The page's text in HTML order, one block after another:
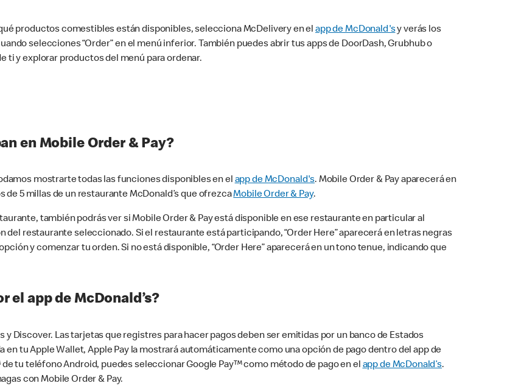
productos comestibles están disponibles, selecciona McDelivery en elapp de McDonald'sy verás los
selecciones “Order” en el menú inferior. También puedes abrir tus apps de DoorDash, Grubhub o
ti y explorar productos del menú para ordenar.
en Mobile Order & Pay?
mostrarte todas las funciones disponibles en elapp de McDonald's. Mobile Order & Pay aparecerá en
de 5 millas de un restaurante McDonald’s que ofrezcaMobile Order & Pay.
también podrás ver si Mobile Order & Pay está disponible en ese restaurante en particular al
del restaurante seleccionado. Si el restaurante está participando, “Order Here” aparecerá en letras negras
y comenzar tu orden. Si no está disponible, “Order Here” aparecerá en un tono tenue, indicando que
el app de McDonald’s?
Discover. Las tarjetas que registres para hacer pagos deben ser emitidas por un banco de Estados
tu Apple Wallet, Apple Pay la mostrará automáticamente como una opción de pago dentro del app de
de tu teléfono Android, puedes seleccionar Google Pay™ como método de pago en elapp de McDonald’s.
con Mobile Order & Pay.